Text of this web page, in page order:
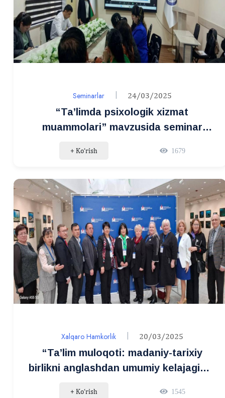
Seminarlar 24/03/2025
“Ta’limda psixologik xizmat
muammolari” mavzusida seminar
+ Ko‘rish 1679
Xalqaro Hamkorlik 20/03/2025
“Ta’lim muloqoti: madaniy-tarixiy
birlikni anglashdan umumiy kelajagimiz
+ Ko‘rish 1545